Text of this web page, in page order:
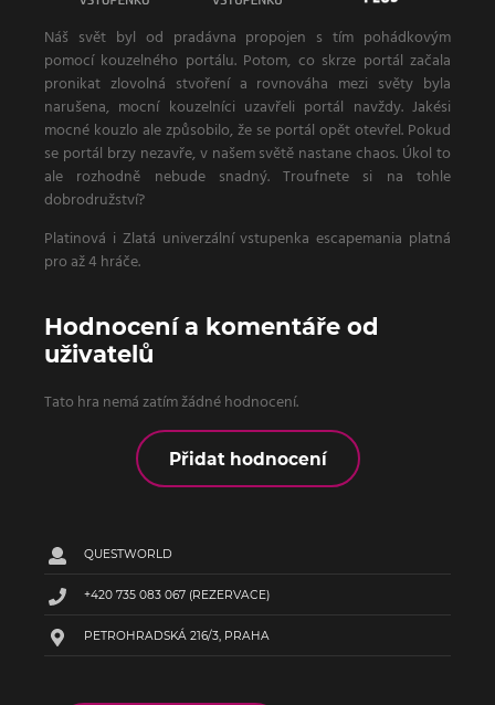
Náš svět byl od pradávna propojen s tím pohádkovým
pomocí kouzelného portálu. Potom, co skrze portál začala
pronikat zlovolná stvoření a rovnováha mezi světy byla
narušena, mocní kouzelníci uzavřeli portál navždy. Jakési
mocné kouzlo ale způsobilo, že se portál opět otevřel. Pokud
se portál brzy nezavře, v našem světě nastane chaos. Úkol to
ale rozhodně nebude snadný. Troufnete si na tohle
dobrodružství?
Platinová i Zlatá univerzální vstupenka escapemania platná
pro až 4 hráče.
Hodnocení a komentáře od
uživatelů
Tato hra nemá zatím žádné hodnocení.
Přidat hodnocení
QUESTWORLD
+420 735 083 067 (REZERVACE)
PETROHRADSKÁ 216/3, PRAHA